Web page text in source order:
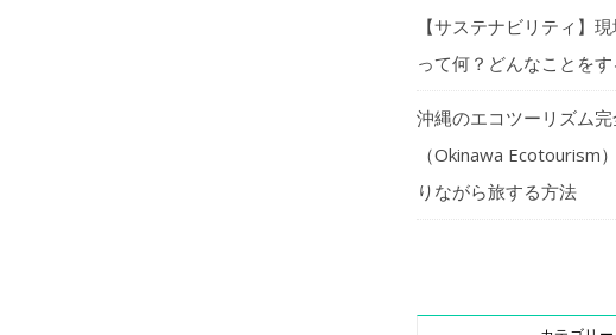
【サステナビリティ】
って何？どんなことをす
沖縄のエコツーリズム
（Okinawa Ecotourism
りながら旅する方法